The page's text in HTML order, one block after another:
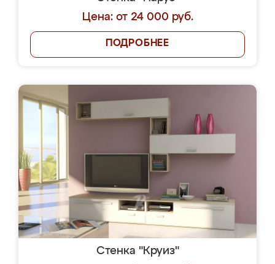
Цена: от 24 000 руб.
ПОДРОБНЕЕ
Стенка "Круиз"